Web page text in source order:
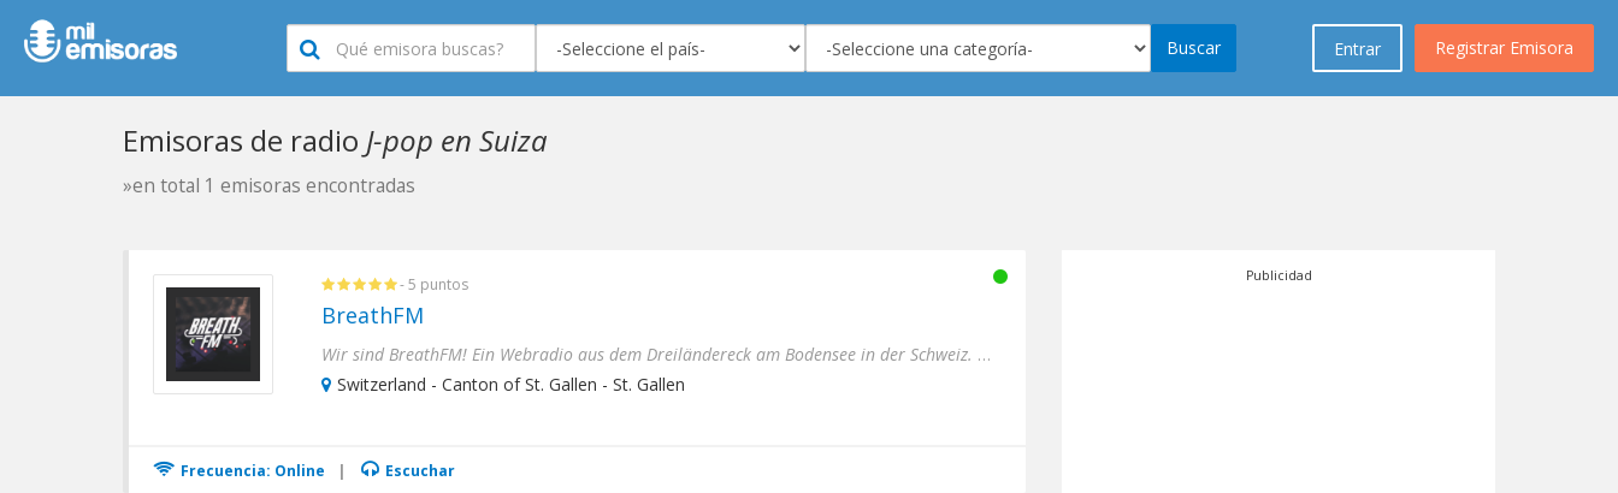
Registrar Emisora
Entrar
Buscar
Emisoras de radio J-pop en Suiza
»en total 1 emisoras encontradas
- 5 puntos
BreathFM
Wir sind BreathFM! Ein Webradio aus dem Dreiländereck am Bodensee in der Schweiz. Wir streamen dein atemberaubender ...
Switzerland - Canton of St. Gallen - St. Gallen
Frecuencia: Online | Escuchar
Publicidad